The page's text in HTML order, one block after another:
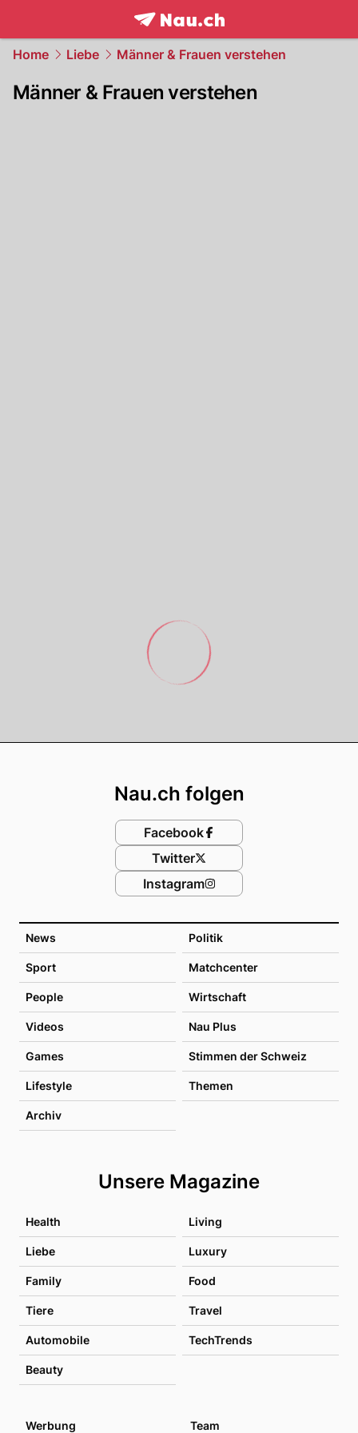
frontpage.NAU.ch
Home Liebe Männer & Frauen verstehen
Männer & Frauen verstehen
News Politik
Sport Matchcenter
People Wirtschaft
Videos Nau Plus
Games Stimmen der Schweiz
Lifestyle Themen
Archiv
Unsere Magazine
Health Living
Liebe Luxury
Family Food
Tiere Travel
Automobile TechTrends
Beauty
Nau.ch folgen
Facebook
Twitter
Instagram
Werbung Team